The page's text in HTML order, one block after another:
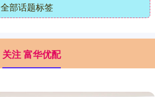
全部话题标签
关注 富华优配